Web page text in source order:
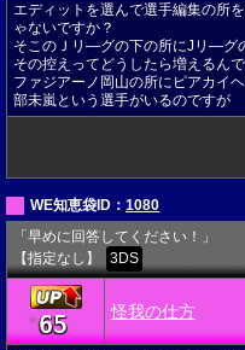
エディットを選んで選手編集の所
ゃないですか？
そこのＪリ―グの下の所にJリ―グ
その控えってどうしたら増えるん
ファジアーノ岡山の所にピアカイ
部未嵐という選手がいるのですが
WE知恵袋ID： 1080
「早めに回答してください！」
【指定なし】
3DS
★65 怪我の仕方